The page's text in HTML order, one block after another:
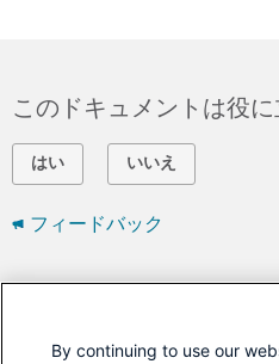
このドキュメントは役
はい いいえ
フィードバック
サポート ケースをオープン
By continuing to use our